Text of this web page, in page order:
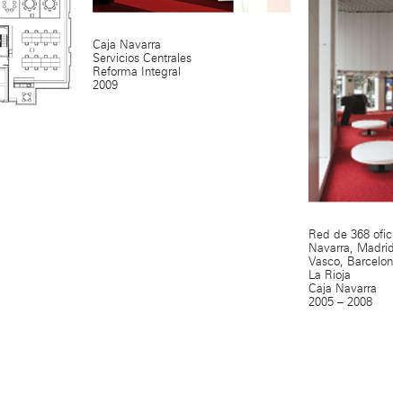
Caja Navarra
Servicios Centrales
Reforma Integral
2009
Red de 368
Navarra,
Vasco,
La Rioja
Caja Navarra
2005 – 2008